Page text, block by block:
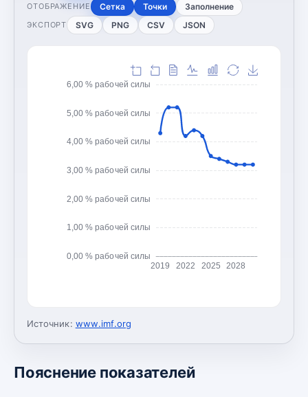
ОТОБРАЖЕНИЕ Сетка Точки Заполнение
ЭКСПОРТ SVG PNG CSV JSON
0,00 % рабочей силы
1,00 % рабочей силы
2,00 % рабочей силы
3,00 % рабочей силы
4,00 % рабочей силы
5,00 % рабочей силы
6,00 % рабочей силы
2019 2022 2025 2028
Источник: www.imf.org
Пояснение показателей